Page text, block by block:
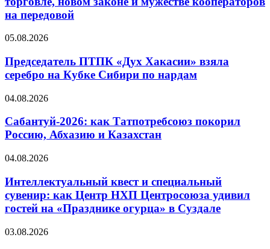
на передовой
05.08.2026
Председатель ПТПК «Дух Хакасии» взяла
серебро на Кубке Сибири по нардам
04.08.2026
Сабантуй-2026: как Татпотребсоюз покорил
Россию, Абхазию и Казахстан
04.08.2026
Интеллектуальный квест и специальный
сувенир: как Центр НХП Центросоюза удивил
гостей на «Празднике огурца» в Суздале
03.08.2026